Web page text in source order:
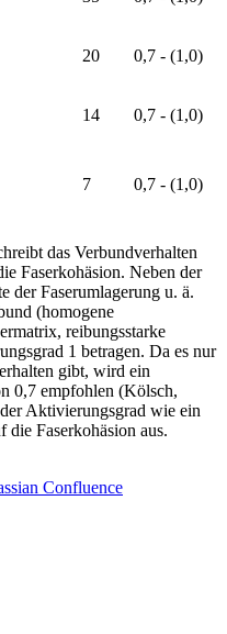
20 0,7 - (1,0)
14 0,7 - (1,0)
7 0,7 - (1,0)
das Verbundverhalten
Faserkohäsion. Neben der
der Faserumlagerung u. ä.
(homogene
reibungsstarke
1 betragen. Da es nur
gibt, wird ein
0,7 empfohlen (Kölsch,
Aktivierungsgrad wie ein
die Faserkohäsion aus.
Confluence